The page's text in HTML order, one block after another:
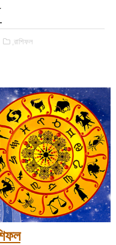
,রাশিফল